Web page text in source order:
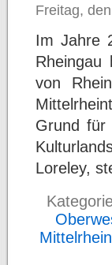
Freitag,
Im Jahre
Rheingau
von
Grund für
Loreley,
Mittelrhein